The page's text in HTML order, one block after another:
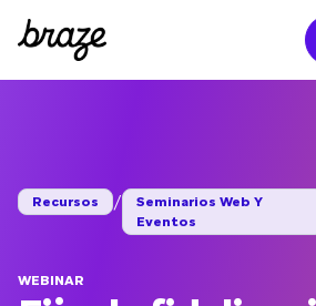
Recursos /
Seminarios Web Y
Eventos
WEBINAR